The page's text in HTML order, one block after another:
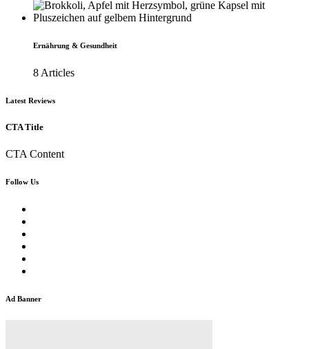
Ernährung & Gesundheit
8 Articles
Latest Reviews
CTA Title
CTA Content
Follow Us
Ad Banner